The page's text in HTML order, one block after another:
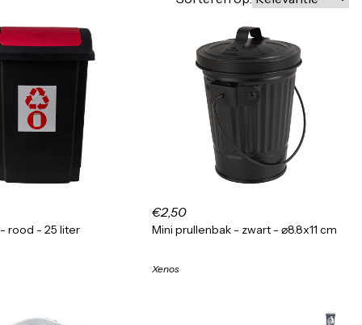
rood - 25 liter
€2,50
Mini prullenbak - zwart - ⌀8.8x11 cm
Xenos